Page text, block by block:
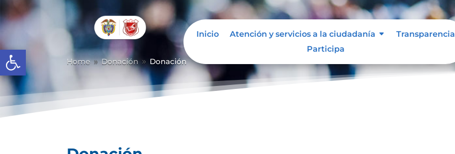
Abrir barra de herramientas
Inicio Atención y servicios a la ciudadanía
Transparencia
Participa
Home 9 Donación 9 Donación